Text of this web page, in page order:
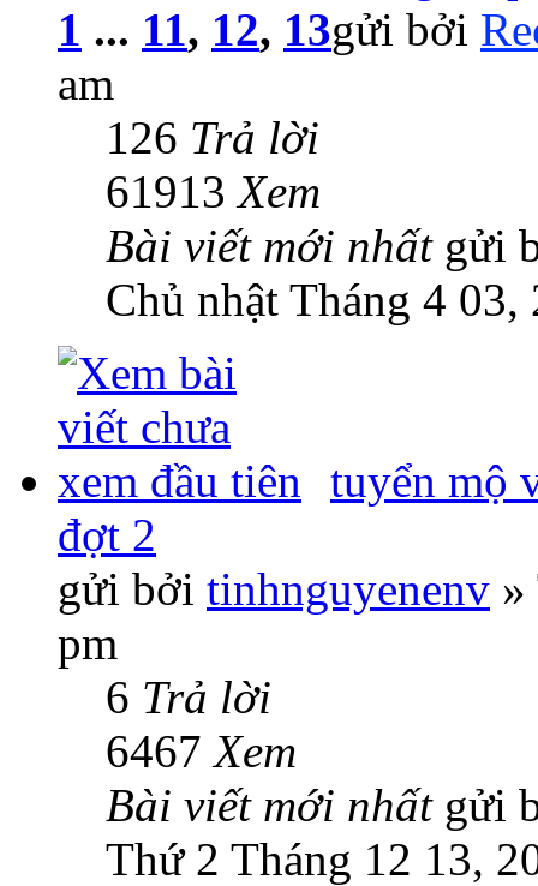
1 ... 11, 12, 13gửi bởi
am
126 Trả lời
61913Xem
Bài viết mới nhất gửi
Chủ nhật Tháng 4 03,
tuyển mộ
đợt 2
gửi bởi tinhnguyenenv »
pm
6 Trả lời
6467Xem
Bài viết mới nhất gửi
Thứ 2 Tháng 12 13,